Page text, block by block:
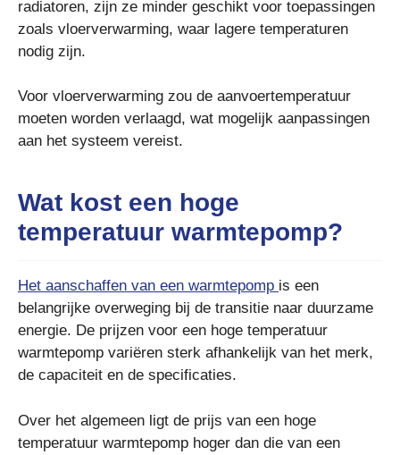
radiatoren, zijn ze minder geschikt voor toepassingen
zoals vloerverwarming, waar lagere temperaturen
nodig zijn.
Voor vloerverwarming zou de aanvoertemperatuur
moeten worden verlaagd, wat mogelijk aanpassingen
aan het systeem vereist.
Wat kost een hoge
temperatuur warmtepomp?
Het aanschaffen van een warmtepomp is een
belangrijke overweging bij de transitie naar duurzame
energie. De prijzen voor een hoge temperatuur
warmtepomp variëren sterk afhankelijk van het merk,
de capaciteit en de specificaties.
Over het algemeen ligt de prijs van een hoge
temperatuur warmtepomp hoger dan die van een